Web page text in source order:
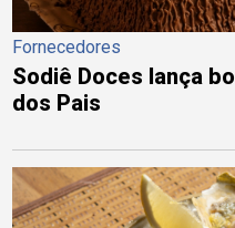
Fornecedores
Sodiê Doces lança
dos Pais